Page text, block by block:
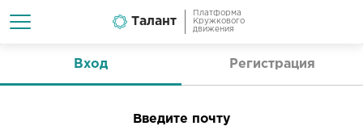
Талант
Платформа
Кружкового
движения
Вход Регистрация
Введите почту